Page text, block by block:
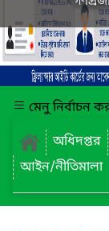
মেনু নির্বাচন
অধিদপ্তর
আইন/নীতিমালা